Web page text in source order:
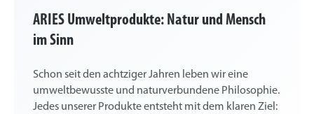
ARIES Umweltprodukte: Natur und Mensch
im Sinn
Schon seit den achtziger Jahren leben wir eine
umweltbewusste und naturverbundene Philosophie.
Jedes unserer Produkte entsteht mit dem klaren Ziel: